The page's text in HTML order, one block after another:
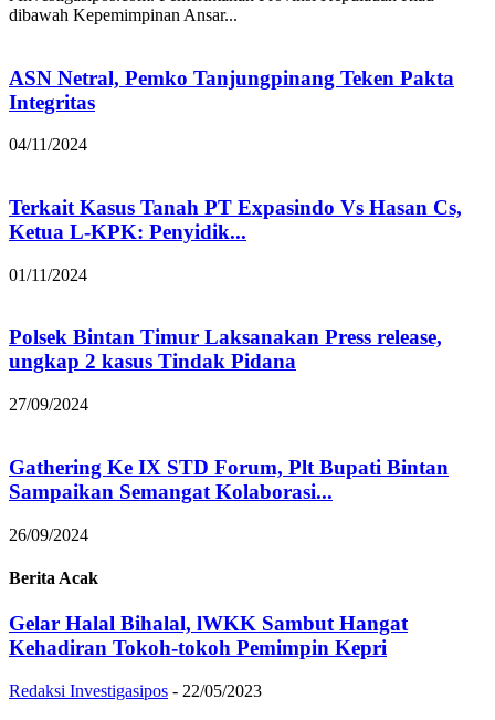
dibawah Kepemimpinan Ansar...
ASN Netral, Pemko Tanjungpinang Teken Pakta
Integritas
04/11/2024
Terkait Kasus Tanah PT Expasindo Vs Hasan Cs,
Ketua L-KPK: Penyidik...
01/11/2024
Polsek Bintan Timur Laksanakan Press release,
ungkap 2 kasus Tindak Pidana
27/09/2024
Gathering Ke IX STD Forum, Plt Bupati Bintan
Sampaikan Semangat Kolaborasi...
26/09/2024
Berita Acak
Gelar Halal Bihalal, lWKK Sambut Hangat
Kehadiran Tokoh-tokoh Pemimpin Kepri
Redaksi Investigasipos - 22/05/2023